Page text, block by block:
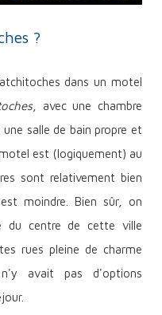
?
dans un motel
, avec une chambre
salle de bain propre et
est (logiquement) au
sont relativement bien
moindre. Bien sûr, on
du centre de cette ville
rues pleine de charme
avait pas d'options